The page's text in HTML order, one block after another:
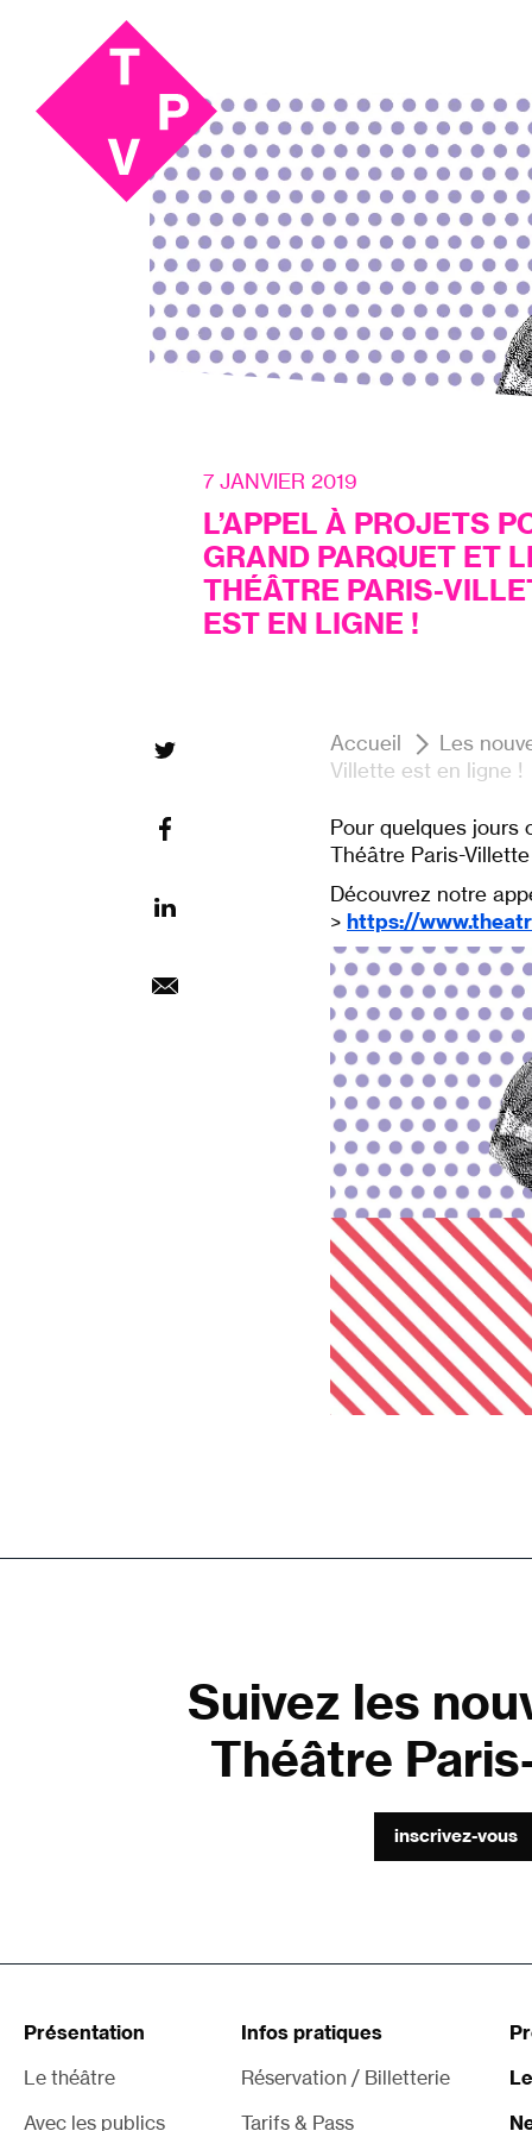
menu
contenu
7 JANVIER 2019
L’APPEL À PROJETS
GRAND PARQUET ET
THÉÂTRE PARIS-
EST EN LIGNE !
Accueil
Les
Villette est en ligne !
Pour quelques jours
Théâtre Paris-
Découvrez notre
> https://
Suivez les
Théâtre
inscrivez-vous
Présentation
Le théâtre
Avec les publics
Infos pratiques
Réservation / Billetterie
Tarifs & Pass